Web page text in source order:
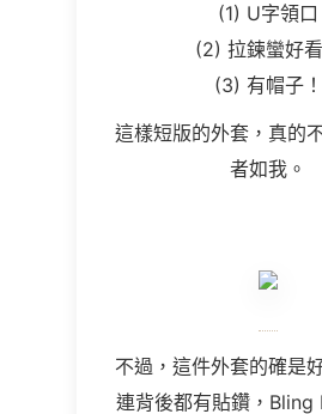
(1) U字領口
(2) 拉鍊蠻好
(3) 有帽子！
這樣短版的外套，真的
者如我。
不過，這件外套的確是
連背後都有貼鑽，Bling